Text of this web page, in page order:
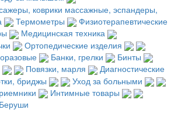
коврики массажные, эспандеры,
Термометры
Физиотерапевтические
Медицинская техника
Ортопедические изделия
Банки, грелки
Бинты
Повязки, марля
Диагностические
бриджы
Уход за больными
Интимные товары
Беруши